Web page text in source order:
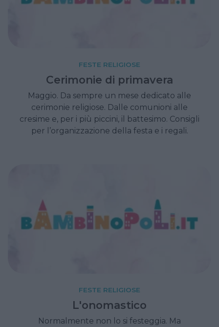
FESTE RELIGIOSE
Cerimonie di primavera
Maggio. Da sempre un mese dedicato alle
cerimonie religiose. Dalle comunioni alle
cresime e, per i più piccini, il battesimo. Consigli
per l’organizzazione della festa e i regali.
FESTE RELIGIOSE
L'onomastico
Normalmente non lo si festeggia. Ma